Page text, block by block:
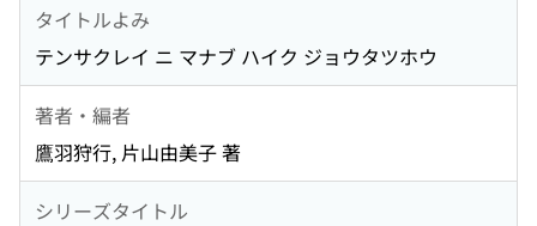
タイトルよみ
テンサクレイ ニ マナブ ハイク ジョウタツホウ
著者・編者
鷹羽狩行, 片山由美子 著
シリーズタイトル